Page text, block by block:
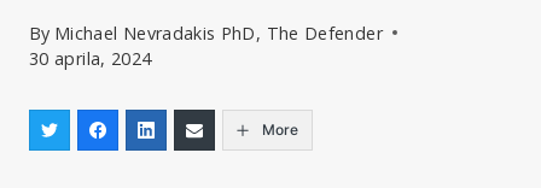
By Michael Nevradakis PhD, The Defender
30 aprila, 2024
More